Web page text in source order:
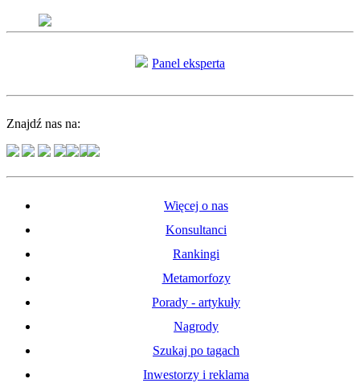
Panel eksperta
Znajdź nas na:
Więcej o nas
Konsultanci
Rankingi
Metamorfozy
Porady - artykuły
Nagrody
Szukaj po tagach
Inwestorzy i reklama